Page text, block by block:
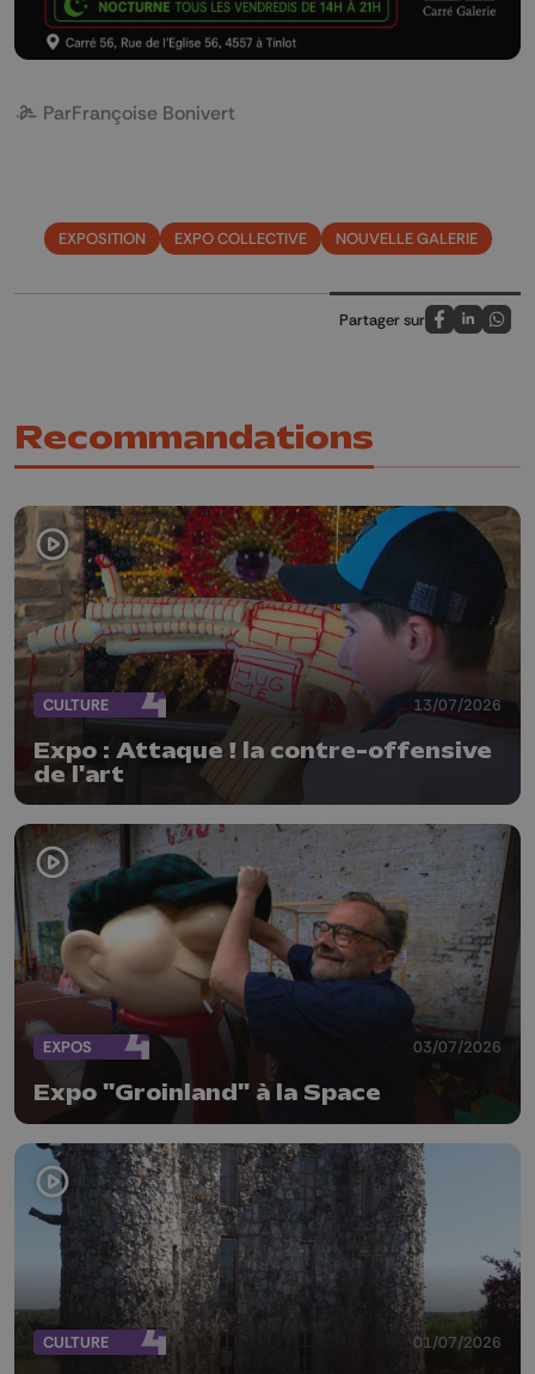
ParFrançoise Bonivert
EXPOSITION EXPO COLLECTIVE NOUVELLE GALERIE
Partager sur
Partagez sur
Partagez
Recommandations
CULTURE 13/07/2026
Expo : Attaque ! la contre-offensive
de l'art
EXPOS 03/07/2026
Expo "Groinland" à la Space
CULTURE 01/07/2026